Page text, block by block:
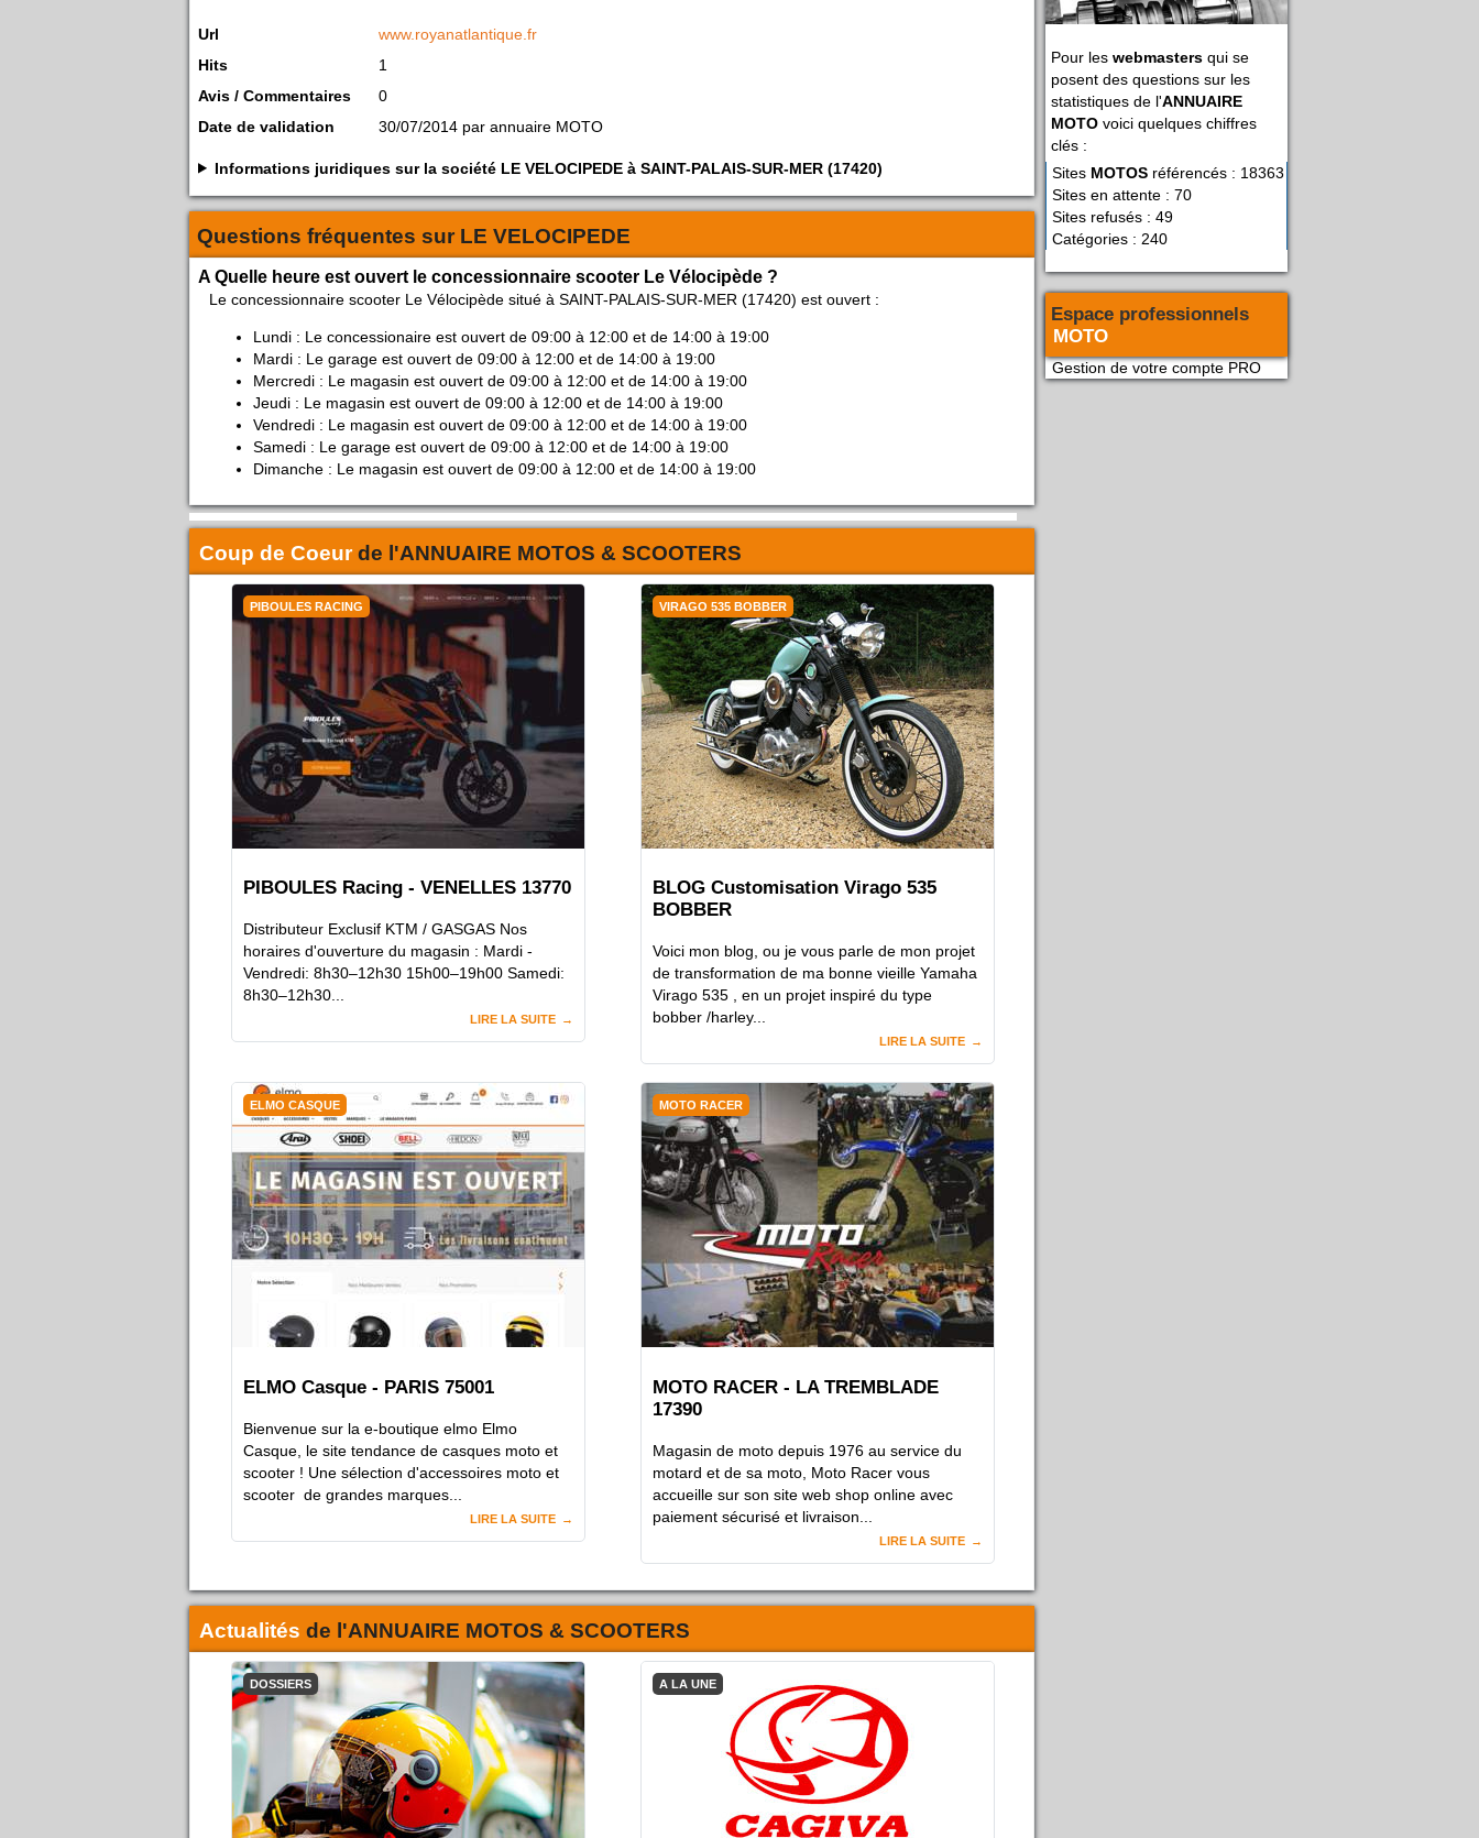
Pour les webmasters qui se
posent des questions sur les
statistiques de l'ANNUAIRE
MOTO voici quelques chiffres
clés :
Sites MOTOS référencés : 18363
Sites en attente : 70
Sites refusés : 49
Catégories : 240
Espace professionnels
MOTO
Gestion de votre compte PRO
Url
www.royanatlantique.fr
Hits
1
Avis / Commentaires
0
Date de validation
30/07/2014 par annuaire MOTO
Informations juridiques sur la société LE VELOCIPEDE à SAINT-PALAIS-SUR-MER (17420)
Questions fréquentes sur LE VELOCIPEDE
A Quelle heure est ouvert le concessionnaire scooter Le Vélocipède ?
Le concessionnaire scooter Le Vélocipède situé à SAINT-PALAIS-SUR-MER (17420) est ouvert :
Lundi : Le concessionaire est ouvert de 09:00 à 12:00 et de 14:00 à 19:00
Mardi : Le garage est ouvert de 09:00 à 12:00 et de 14:00 à 19:00
Mercredi : Le magasin est ouvert de 09:00 à 12:00 et de 14:00 à 19:00
Jeudi : Le magasin est ouvert de 09:00 à 12:00 et de 14:00 à 19:00
Vendredi : Le magasin est ouvert de 09:00 à 12:00 et de 14:00 à 19:00
Samedi : Le garage est ouvert de 09:00 à 12:00 et de 14:00 à 19:00
Dimanche : Le magasin est ouvert de 09:00 à 12:00 et de 14:00 à 19:00
Coup de Coeurde l'ANNUAIRE MOTOS & SCOOTERS
PIBOULES RACING
PIBOULES Racing - VENELLES 13770
Distributeur Exclusif KTM / GASGAS Nos
horaires d'ouverture du magasin : Mardi -
Vendredi: 8h30–12h30 15h00–19h00 Samedi:
8h30–12h30...
LIRE LA SUITE
VIRAGO 535 BOBBER
BLOG Customisation Virago 535
BOBBER
Voici mon blog, ou je vous parle de mon projet
de transformation de ma bonne vieille Yamaha
Virago 535 , en un projet inspiré du type
bobber /harley...
LIRE LA SUITE
ELMO CASQUE
ELMO Casque - PARIS 75001
Bienvenue sur la e-boutique elmo Elmo
Casque, le site tendance de casques moto et
scooter ! Une sélection d'accessoires moto et
scooter de grandes marques...
LIRE LA SUITE
MOTO RACER
MOTO RACER - LA TREMBLADE
17390
Magasin de moto depuis 1976 au service du
motard et de sa moto, Moto Racer vous
accueille sur son site web shop online avec
paiement sécurisé et livraison...
LIRE LA SUITE
Actualités de l'ANNUAIRE MOTOS & SCOOTERS
DOSSIERS A LA UNE